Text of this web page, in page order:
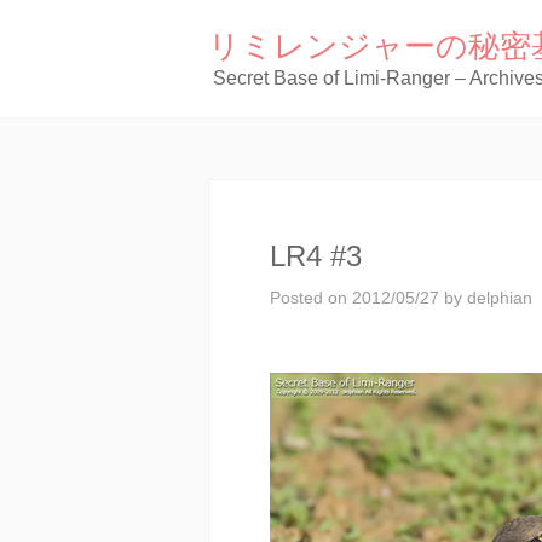
リミレンジャーの秘密
Secret Base of Limi-Ranger –
LR4 #3
Posted on 2012/05/27 by delphian